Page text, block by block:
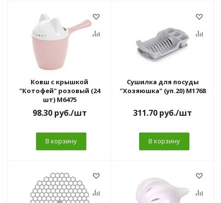
Ковш с крышкой
"Котофей" розовый (24
шт) М6475
98.30руб./шт
В корзину
Сушилка для посуды
"Хозяюшка" (уп.20) М1768
311.70 руб./шт
В корзину